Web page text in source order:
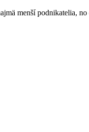
menší podnikatelia,